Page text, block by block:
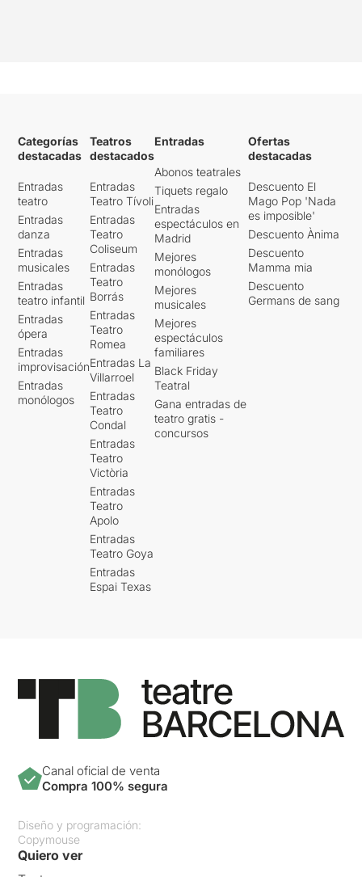
Categorías
destacadas
Entradas
teatro
Entradas
danza
Entradas
musicales
Entradas
teatro infantil
Entradas
ópera
Entradas
improvisación
Entradas
monólogos
Teatros
destacados
Entradas
Teatro Tívoli
Entradas
Teatro
Coliseum
Entradas
Teatro
Borrás
Entradas
Teatro
Romea
Entradas La
Villarroel
Entradas
Teatro
Condal
Entradas
Teatro
Victòria
Entradas
Teatro
Apolo
Entradas
Teatro Goya
Entradas
Espai Texas
Entradas
Abonos teatrales
Tiquets regalo
Entradas
espectáculos en
Madrid
Mejores
monólogos
Mejores
musicales
Mejores
espectáculos
familiares
Black Friday
Teatral
Gana entradas de
teatro gratis -
concursos
Ofertas
destacadas
Descuento El
Mago Pop 'Nada
es imposible'
Descuento Ànima
Descuento
Mamma mia
Descuento
Germans de sang
Canal oficial de venta
Compra 100% segura
Diseño y programación:
Copymouse
Quiero ver